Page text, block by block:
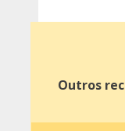
Outros